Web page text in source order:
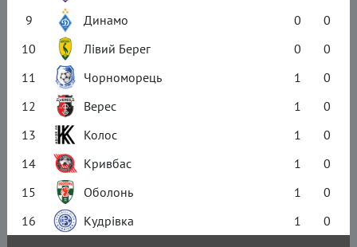
9
Динамо 0
0
10
Лівий Берег 0
0
11
Чорноморець 1
0
12
Верес 1
0
13
Колос 1
0
14
Кривбас 1
0
15
Оболонь 1
0
16
Кудрівка 1 0